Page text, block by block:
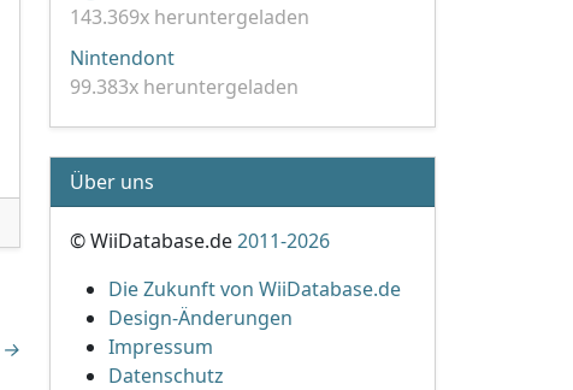
→
143.369x heruntergeladen
Nintendont
99.383x heruntergeladen
Über uns
© WiiDatabase.de2011-2026
Die Zukunft von WiiDatabase.de
Design-Änderungen
Impressum
Datenschutz